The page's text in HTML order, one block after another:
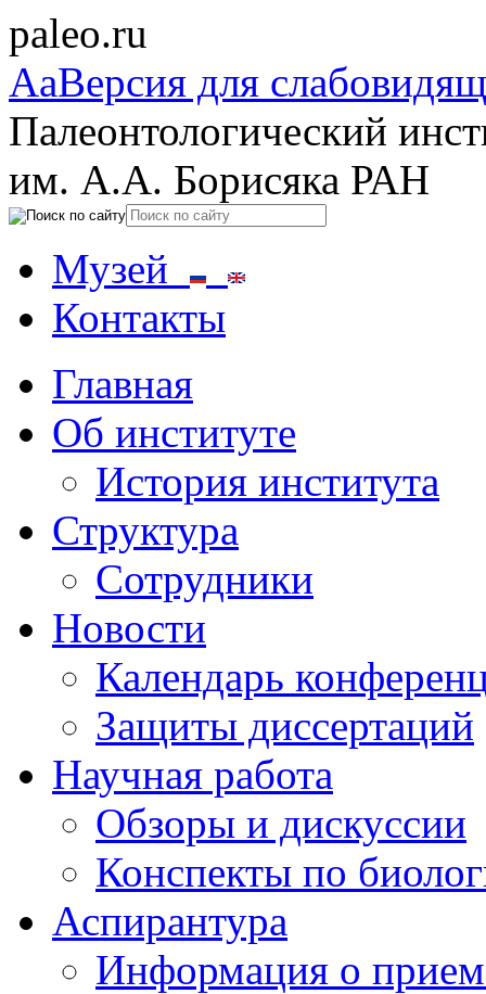
paleo.ru
AaВерсия для
Палеонтологический
им. А.А. Борисяка РАН
Музей
Контакты
Главная
Об институте
История института
Структура
Сотрудники
Новости
Календарь
Защиты диссертаций
Научная работа
Обзоры и дискуссии
Конспекты по
Аспирантура
Информация о